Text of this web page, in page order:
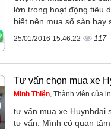
lớn trong hoạt động tiêu
biết nên mua số sàn hay
25/01/2016 15:46:22 117
Tư vấn chọn mua xe
Minh Thiện , Thành viên của
tư vấn mua xe Huynhdai
tư vấn: Mình có quan